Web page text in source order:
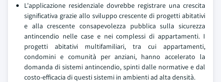
L'applicazione residenziale dovrebbe registrare una crescita
significativa grazie allo sviluppo crescente di progetti abitativi
e alla crescente consapevolezza pubblica sulla sicurezza
antincendio nelle case e nei complessi di appartamenti. I
progetti abitativi multifamiliari, tra cui appartamenti,
condomini e comunità per anziani, hanno accelerato la
domanda di sistemi antincendio, spinti dalle normative e dal
costo-efficacia di questi sistemi in ambienti ad alta densità.